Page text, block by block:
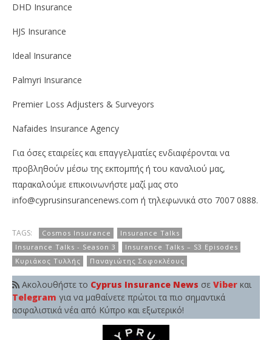
DHD Insurance
HJS Insurance
Ideal Insurance
Palmyri Insurance
Premier Loss Adjusters & Surveyors
Nafaides Insurance Agency
Για όσες εταιρείες και επαγγελματίες ενδιαφέρονται να
προβληθούν μέσω της εκπομπής ή του καναλιού μας,
παρακαλούμε επικοινωνήστε μαζί μας στο
info@cyprusinsurancenews.com ή τηλεφωνικά στο 7007 0888.
TAGS: Cosmos Insurance
Insurance Talks
Insurance Talks - Season 3
Insurance Talks – S3 Episodes
Κυριάκος Τυλλής
Παναγιώτης Σοφοκλέους
Ακολουθήστε το Cyprus Insurance News σε Viber και
Telegram για να μαθαίνετε πρώτοι τα πιο σημαντικά
ασφαλιστικά νέα από Κύπρο και εξωτερικό!